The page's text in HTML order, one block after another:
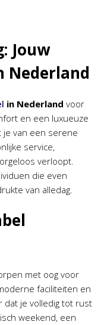
Jouw
Nederland
in Nederland voor
en een luxueuze
je van een serene
service,
verloopt.
die even
van alledag.
met oog voor
faciliteiten en
dat je volledig tot rust
weekend, een